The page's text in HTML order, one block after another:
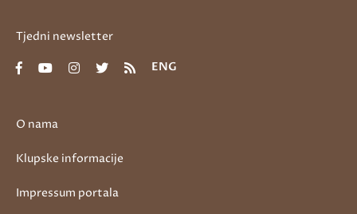
O nama
Klupske informacije
Impressum portala
Tjedni newsletter
ENG